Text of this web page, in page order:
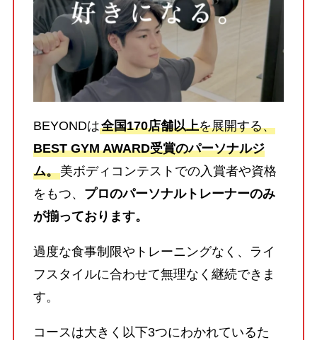
BEYONDは全国170店舗以上を展開する、
BEST GYM AWARD受賞のパーソナルジ
ム。美ボディコンテストでの入賞者や資格
をもつ、 プロのパーソナルトレーナーのみ
が揃っております。
過度な食事制限やトレーニングなく、ライ
フスタイルに合わせて無理なく継続できま
す。
コースは大きく以下3つにわかれているた